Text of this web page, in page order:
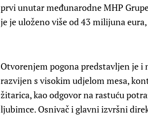
prvi unutar međunarodne MHP
je je uloženo više od 43 milijuna
Otvorenjem pogona predstavljen je i
razvijen s visokim udjelom mesa,
žitarica, kao odgovor na rastuću
ljubimce. Osnivač i glavni izvršni